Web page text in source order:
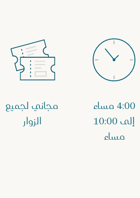
4:00 مساء
إلى 10:00
مساء
مجاني لجميع
الزوار